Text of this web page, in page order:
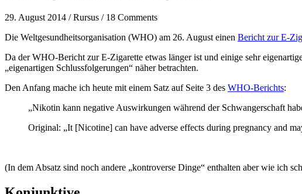
29. August 2014 / Rursus / 18 Comments
Die Weltgesundheitsorganisation (WHO) am 26. August einen Bericht zur E-
Da der WHO-Bericht zur E-Zigarette etwas länger ist und einige sehr
„eigenartigen Schlussfolgerungen“ näher betrachten.
Den Anfang mache ich heute mit einem Satz auf Seite 3 des WHO-Berichts:
„Nikotin kann negative Auswirkungen während der Schwangerschaft
Original: „It [Nicotine] can have adverse effects during pregnancy and
(In dem Absatz sind noch andere „kontroverse Dinge“ enthalten aber wie ich